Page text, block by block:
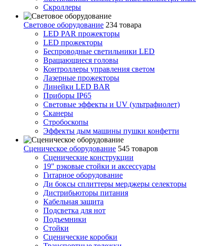
Скроллеры
Световое оборудование 234 товара
LED PAR прожекторы
LED прожекторы
Беспроводные светильники LED
Вращающиеся головы
Контроллеры управления светом
Лазерные прожекторы
Линейки LED BAR
Приборы IP65
Световые эффекты и UV (ультрафиолет)
Сканеры
Стробоскопы
Эффекты дым машины пушки конфетти
Сценическое оборудование 545 товаров
Сценические конструкции
19" рэковые стойки и аксесcуары
Гитарное оборудование
Ди боксы сплиттеры мерджеры селекторы
Дистрибьюторы питания
Кабельная защита
Подсветка для нот
Подъемники
Стойки
Сценические коробки